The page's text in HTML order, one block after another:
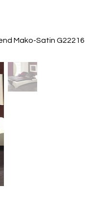
Mako-Satin G22216